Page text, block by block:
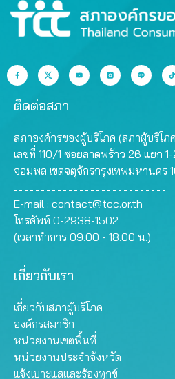
ติดต่อสภา
สภาองค์กรของผู้บริโภค (สภาผู้บริโภ
เลขที่ 110/1 ซอยลาดพร้าว 26 แยก
จอมพล เขตจตุจักรกรุงเทพมหานคร
E-mail : contact@tcc.or.th
โทรศัพท์ 0-2938-1502
(เวลาทำการ 09.00 - 18.00 น.)
เกี่ยวกับเรา
เกี่ยวกับสภาผู้บริโภค
องค์กรสมาชิก
หน่วยงานเขตพื้นที่
หน่วยงานประจำจังหวัด
แจ้งเบาะแสและร้องทุกข์